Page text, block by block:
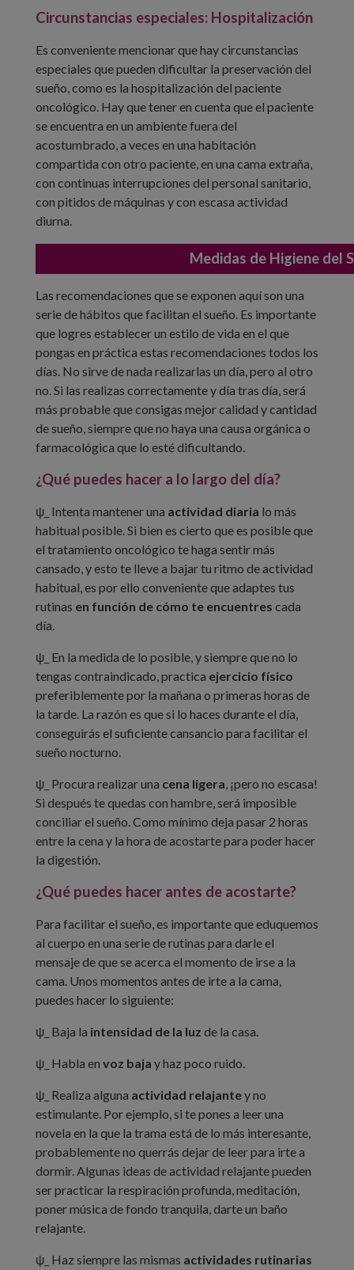
Circunstancias especiales: Hospitalización
Es conveniente mencionar que hay circunstancias
especiales que pueden dificultar la preservación del
sueño, como es la hospitalización del paciente
oncológico. Hay que tener en cuenta que el paciente
se encuentra en un ambiente fuera del
acostumbrado, a veces en una habitación
compartida con otro paciente, en una cama extraña,
con continuas interrupciones del personal sanitario,
con pitidos de máquinas y con escasa actividad
diurna.
Medidas de Higiene del
Las recomendaciones que se exponen aquí son una
serie de hábitos que facilitan el sueño. Es importante
que logres establecer un estilo de vida en el que
pongas en práctica estas recomendaciones todos los
días. No sirve de nada realizarlas un día, pero al otro
no. Si las realizas correctamente y día tras día, será
más probable que consigas mejor calidad y cantidad
de sueño, siempre que no haya una causa orgánica o
farmacológica que lo esté dificultando.
¿Qué puedes hacer a lo largo del día?
ψ_ Intenta mantener una actividad diaria lo más
habitual posible. Si bien es cierto que es posible que
el tratamiento oncológico te haga sentir más
cansado, y esto te lleve a bajar tu ritmo de actividad
habitual, es por ello conveniente que adaptes tus
rutinas en función de cómo te encuentres cada
día.
ψ_ En la medida de lo posible, y siempre que no lo
tengas contraindicado, practica ejercicio físico
preferiblemente por la mañana o primeras horas de
la tarde. La razón es que si lo haces durante el día,
conseguirás el suficiente cansancio para facilitar el
sueño nocturno.
ψ_ Procura realizar una cena ligera, ¡pero no escasa!
Si después te quedas con hambre, será imposible
conciliar el sueño. Como mínimo deja pasar 2 horas
entre la cena y la hora de acostarte para poder hacer
la digestión.
¿Qué puedes hacer antes de acostarte?
Para facilitar el sueño, es importante que eduquemos
al cuerpo en una serie de rutinas para darle el
mensaje de que se acerca el momento de irse a la
cama. Unos momentos antes de irte a la cama,
puedes hacer lo siguiente:
ψ_ Baja la intensidad de la luz de la casa.
ψ_ Habla en voz baja y haz poco ruido.
ψ_ Realiza alguna actividad relajantey no
estimulante. Por ejemplo, si te pones a leer una
novela en la que la trama está de lo más interesante,
probablemente no querrás dejar de leer para irte a
dormir. Algunas ideas de actividad relajante pueden
ser practicar la respiración profunda, meditación,
poner música de fondo tranquila, darte un baño
relajante.
ψ_ Haz siempre las mismas actividades rutinarias